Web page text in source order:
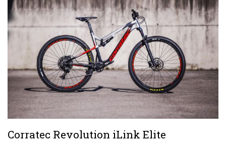
Corratec Revolution iLink Elite